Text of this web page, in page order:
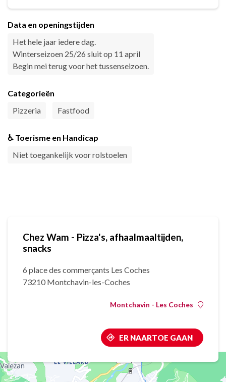
Data en openingstijden
Het hele jaar iedere dag.
Winterseizoen 25/26 sluit op 11 april
Begin mei terug voor het tussenseizoen.
Categorieën
Pizzeria
Fastfood
♿ Toerisme en Handicap
Niet toegankelijk voor rolstoelen
Chez Wam - Pizza's, afhaalmaaltijden,
snacks
6 place des commerçants Les Coches
73210 Montchavin-les-Coches
Montchavin - Les Coches
ER NAARTOE GAAN